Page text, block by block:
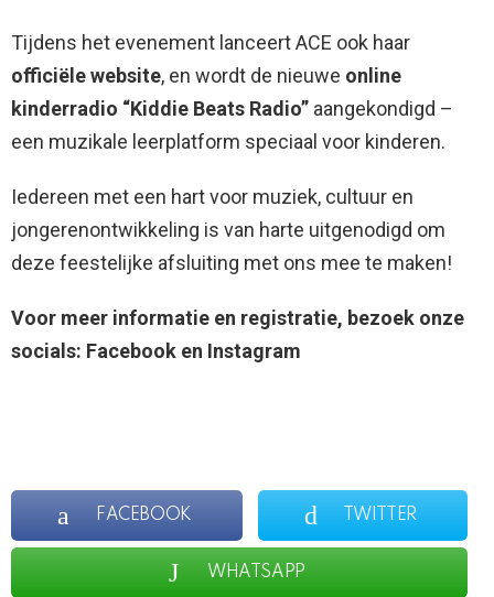
Tijdens het evenement lanceert ACE ook haar
officiële website, en wordt de nieuwe online
kinderradio “Kiddie Beats Radio” aangekondigd –
een muzikale leerplatform speciaal voor kinderen.
Iedereen met een hart voor muziek, cultuur en
jongerenontwikkeling is van harte uitgenodigd om
deze feestelijke afsluiting met ons mee te maken!
Voor meer informatie en registratie, bezoek onze
socials: Facebook en Instagram
FACEBOOK TWITTER
WHATSAPP